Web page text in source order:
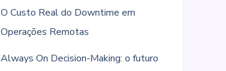
O Custo Real do Downtime em
Operações Remotas
Always On Decision-Making: o futuro